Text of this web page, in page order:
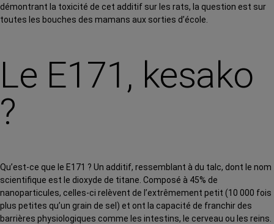
démontrant la toxicité de cet additif sur les rats, la question est sur
toutes les bouches des mamans aux sorties d’école.
Le E171, kesako
?
Qu’est-ce que le E171 ? Un additif, ressemblant à du talc, dont le nom
scientifique est le dioxyde de titane. Composé à 45% de
nanoparticules, celles-ci relèvent de l’extrêmement petit (10 000 fois
plus petites qu’un grain de sel ) et ont la capacité de franchir des
barrières physiologiques comme les intestins, le cerveau ou les reins.